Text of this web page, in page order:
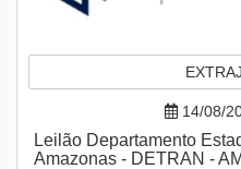
14/08/
Leilão Departamento
Amazonas - DETRAN - AM